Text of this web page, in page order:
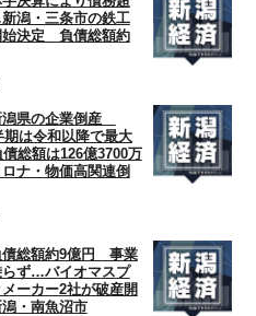
潟・三条市の鉄工
始決定 負債総額約
潟県の企業倒産
期は令和以降で最大
総額は126億3700万
ナ・物価高関連倒
債総額約9億円 事業
らず…バイオマスプ
ーカー2社が破産開
・南魚沼市